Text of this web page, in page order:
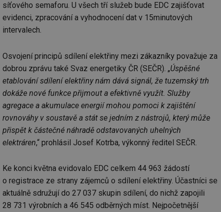
síťového semaforu. U všech tří služeb bude EDC zajišťovat
evidenci, zpracování a vyhodnocení dat v 15minutových
intervalech.
Osvojení principů sdílení elektřiny mezi zákazníky považuje za
dobrou zprávu také Svaz energetiky ČR (SEČR). „Úspěšné
etablování sdílení elektřiny nám dává signál, že tuzemský trh
dokáže nové funkce přijmout a efektivně využít. Služby
agregace a akumulace energií mohou pomoci k zajištění
rovnováhy v soustavě a stát se jedním z nástrojů, který může
přispět k částečné náhradě odstavovaných uhelných
elektráren,“ prohlásil Josef Kotrba, výkonný ředitel SEČR.
Ke konci května evidovalo EDC celkem 44 963 žádostí
o registrace ze strany zájemců o sdílení elektřiny. Účastníci se
aktuálně sdružují do 27 037 skupin sdílení, do nichž zapojili
28 731 výrobních a 46 545 odběrných míst. Nejpočetnější